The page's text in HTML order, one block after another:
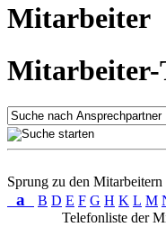
Mitarbeiter
Mitarbeiter-
Sprung zu den
a B D E F G H K L M
Telefonliste der